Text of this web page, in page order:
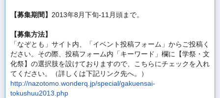
【募集期間】 2013年8月下旬-11月頭まで。
【募集方法】
「なぞとも」サイト内、「イベント投稿フォーム」 からご投稿く
ださい。 その際、投稿フォーム内「キーワード」欄に【学祭・文
化祭】 の選択肢を設けておりますので、
こちらにチェックを入れ
てください。
（詳しくは下記リンク先へ。）
http://nazotomo.wonderq.jp/special/gakuensai-
tokushuu2013.php